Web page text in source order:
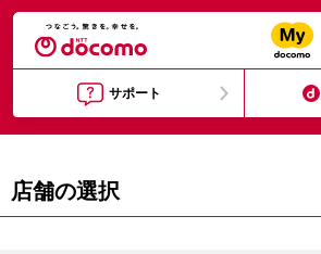
サポート
店舗の選択